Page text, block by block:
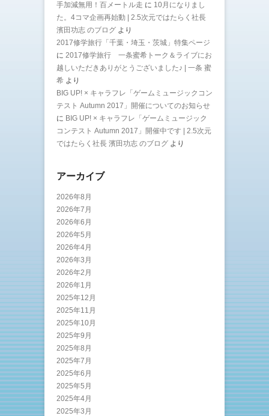
手加減無用！百メートル走 に 10月になりまし
た。4コマ企画再始動 | 2.5次元ではたらく社長
濱田功志 のブログ より
2017修学旅行「千葉・埼玉・茨城」特集ページ
に 2017修学旅行 一条蜜希トーク＆ライブにお
越しいただきありがとうございました♪ | 一条 蜜
希 より
BIG UP! × キャラフレ「ゲームミュージックコン
テスト Autumn 2017」開催についてのお知らせ
に BIG UP! × キャラフレ「ゲームミュージック
コンテスト Autumn 2017」開催中です | 2.5次元
ではたらく社長 濱田功志 のブログ より
アーカイブ
2026年8月
2026年7月
2026年6月
2026年5月
2026年4月
2026年3月
2026年2月
2026年1月
2025年12月
2025年11月
2025年10月
2025年9月
2025年8月
2025年7月
2025年6月
2025年5月
2025年4月
2025年3月